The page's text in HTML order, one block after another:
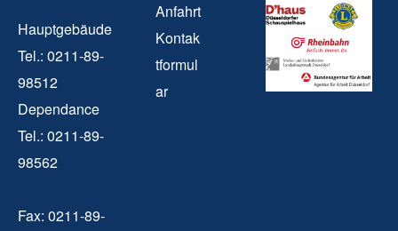
Hauptgebäude
Tel.: 0211-89-
98512
Dependance
Tel.: 0211-89-
98562
Fax: 0211-89-
Anfahrt
Kontak
tformul
ar